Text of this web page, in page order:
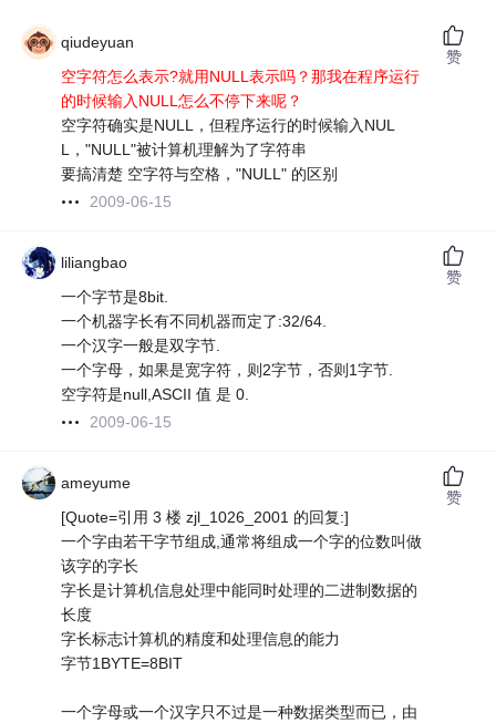
qiudeyuan
空字符怎么表示?就用NULL表示吗？那我在程序运行
的时候输入NULL怎么不停下来呢？
空字符确实是NULL，但程序运行的时候输入NUL
L，"NULL"被计算机理解为了字符串
要搞清楚 空字符与空格，"NULL" 的区别
2009-06-15
赞
liliangbao
一个字节是8bit.
一个机器字长有不同机器而定了:32/64.
一个汉字一般是双字节.
一个字母，如果是宽字符，则2字节，否则1字节.
空字符是null,ASCII 值 是 0.
2009-06-15
赞
ameyume
[Quote=引用 3 楼 zjl_1026_2001 的回复:]
一个字由若干字节组成,通常将组成一个字的位数叫做
该字的字长
字长是计算机信息处理中能同时处理的二进制数据的
长度
字长标志计算机的精度和处理信息的能力
字节1BYTE=8BIT
一个字母或一个汉字只不过是一种数据类型而已，由
赞